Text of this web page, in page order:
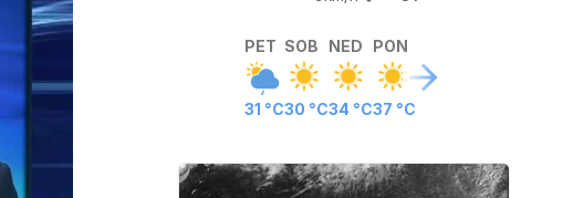
PET
31 °C
SOB
30 °C
NED
34 °C
PON
37 °C